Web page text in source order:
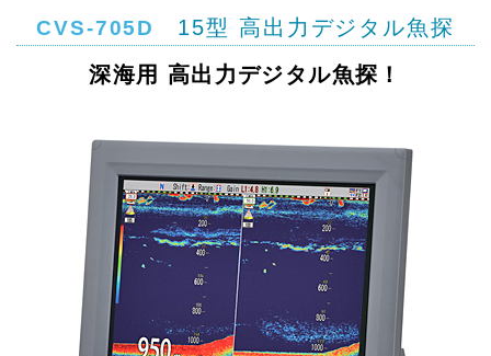
CVS-705D
15型 高出力デジタル魚探
深海用 高出力デジタル魚探！